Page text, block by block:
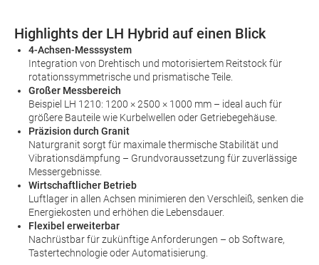
Highlights der LH Hybrid auf einen Blick
4-Achsen-Messsystem
Integration von Drehtisch und motorisiertem Reitstock für
rotationssymmetrische und prismatische Teile.
Großer Messbereich
Beispiel LH 1210: 1200 × 2500 × 1000 mm – ideal auch für
größere Bauteile wie Kurbelwellen oder Getriebegehäuse.
Präzision durch Granit
Naturgranit sorgt für maximale thermische Stabilität und
Vibrationsdämpfung – Grundvoraussetzung für zuverlässige
Messergebnisse.
Wirtschaftlicher Betrieb
Luftlager in allen Achsen minimieren den Verschleiß, senken die
Energiekosten und erhöhen die Lebensdauer.
Flexibel erweiterbar
Nachrüstbar für zukünftige Anforderungen – ob Software,
Tastertechnologie oder Automatisierung.